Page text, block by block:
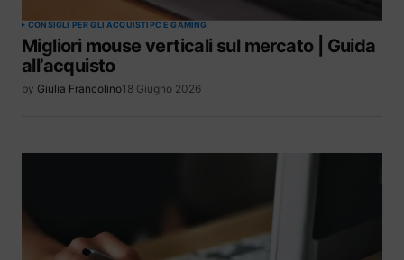
CONSIGLI PER GLI ACQUISTIPC E GAMING
Migliori mouse verticali sul mercato | Guida
all’acquisto
by Giulia Francolino18 Giugno 2026